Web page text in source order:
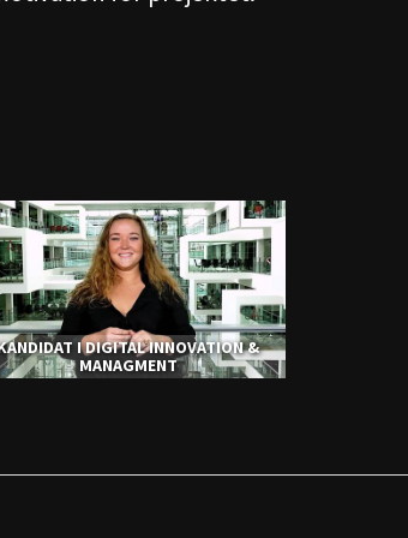
I DIGITAL INNOVATION &
MANAGMENT